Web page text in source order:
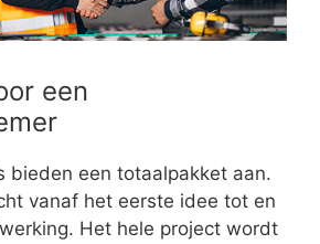
een
bieden een totaalpakket aan.
vanaf het eerste idee tot en
Het hele project wordt